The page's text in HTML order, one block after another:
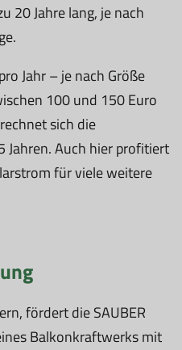
20 Jahre lang, je nach
Jahr – je nach Größe
100 und 150 Euro
sich die
Jahren. Auch hier profitiert
für viele weitere
fördert die SAUBER
Balkonkraftwerks mit